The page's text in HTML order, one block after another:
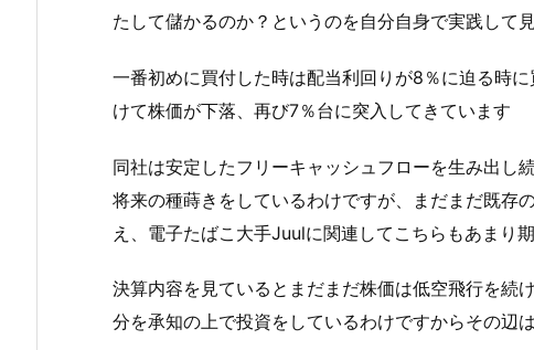
たして儲かるのか？というのを自分自身で実践して
一番初めに買付した時は配当利回りが8％に迫る時
けて株価が下落、再び7％台に突入してきています
同社は安定したフリーキャッシュフローを生み出し
将来の種蒔きをしているわけですが、まだまだ既存
え、電子たばこ大手Juulに関連してこちらもあまり
決算内容を見ているとまだまだ株価は低空飛行を続
分を承知の上で投資をしているわけですからその辺